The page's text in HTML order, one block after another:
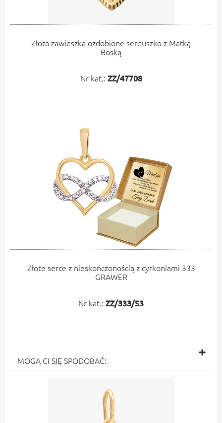
Złota zawieszka ozdobione serduszko z Matką
Boską
Nr kat.: ZZ/47708
Złote serce z nieskończonością z cyrkoniami 333
GRAWER
Nr kat.: ZZ/333/S3
MOGĄ CI SIĘ SPODOBAĆ: